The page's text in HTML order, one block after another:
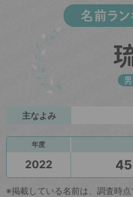
名前ラ
主なよみ
年度
2022
※掲載している名前は、調査時